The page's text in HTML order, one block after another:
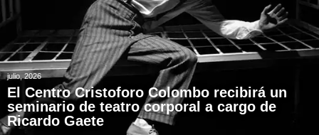
julio, 2026
El Centro Cristoforo Colombo recibirá un
seminario de teatro corporal a cargo de
Ricardo Gaete